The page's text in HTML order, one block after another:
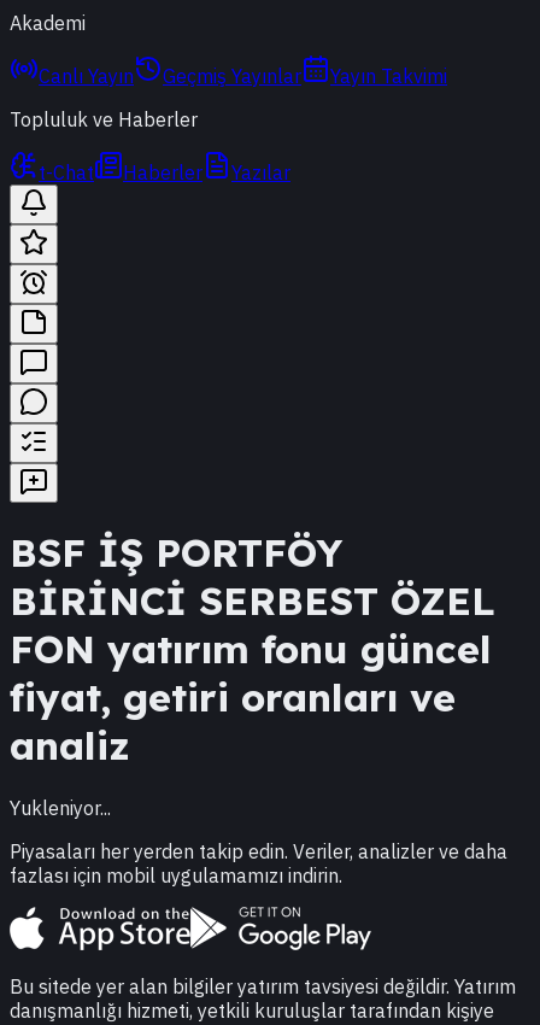
Akademi
Canlı Yayın Geçmiş Yayınlar
Yayın Takvimi
Topluluk ve Haberler
t-Chat Haberler Yazılar
BSF İŞ PORTFÖY
BİRİNCİ SERBEST ÖZEL
FON yatırım fonu güncel
fiyat, getiri oranları ve
analiz
Yukleniyor...
Piyasaları her yerden takip edin. Veriler, analizler ve daha
fazlası için mobil uygulamamızı indirin.
Bu sitede yer alan bilgiler yatırım tavsiyesi değildir. Yatırım
danışmanlığı hizmeti, yetkili kuruluşlar tarafından kişiye